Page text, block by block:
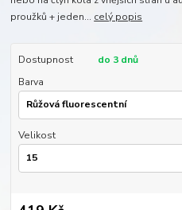
proužků + jeden... celý popis
Dostupnost
do 3 dnů
Barva
Velikost